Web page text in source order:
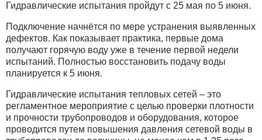
Гидравлические испытания пройдут с 25 мая по 5 июня.
Подключение начнётся по мере устранения выявленных
дефектов. Как показывает практика, первые дома
получают горячую воду уже в течение первой недели
испытаний. Полностью восстановить подачу воды
планируется к 5 июня.
Гидравлические испытания тепловых сетей – это
регламентное мероприятие с целью проверки плотности
и прочности трубопроводов и оборудования, которое
проводится путем повышения давления сетевой воды в